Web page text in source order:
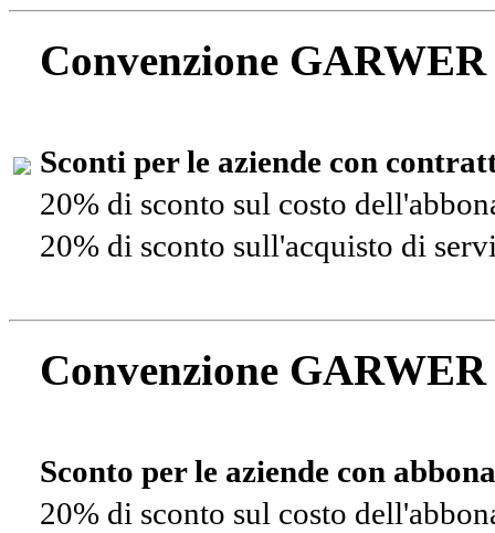
Convenzione
Sconti per le aziende con
20% di sconto sul costo
20% di sconto sull'acquisto di
Convenzione
Sconto per le aziende con
20% di sconto sul costo